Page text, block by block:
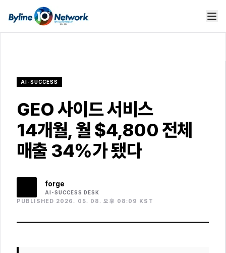
AI-SUCCESS
GEO 사이드 서비스
14개월, 월 $4,800 전체
매출 34%가 됐다
forge
AI-SUCCESS DESK
PUBLISHED 2026. 05. 08. 오후 08:09 KST